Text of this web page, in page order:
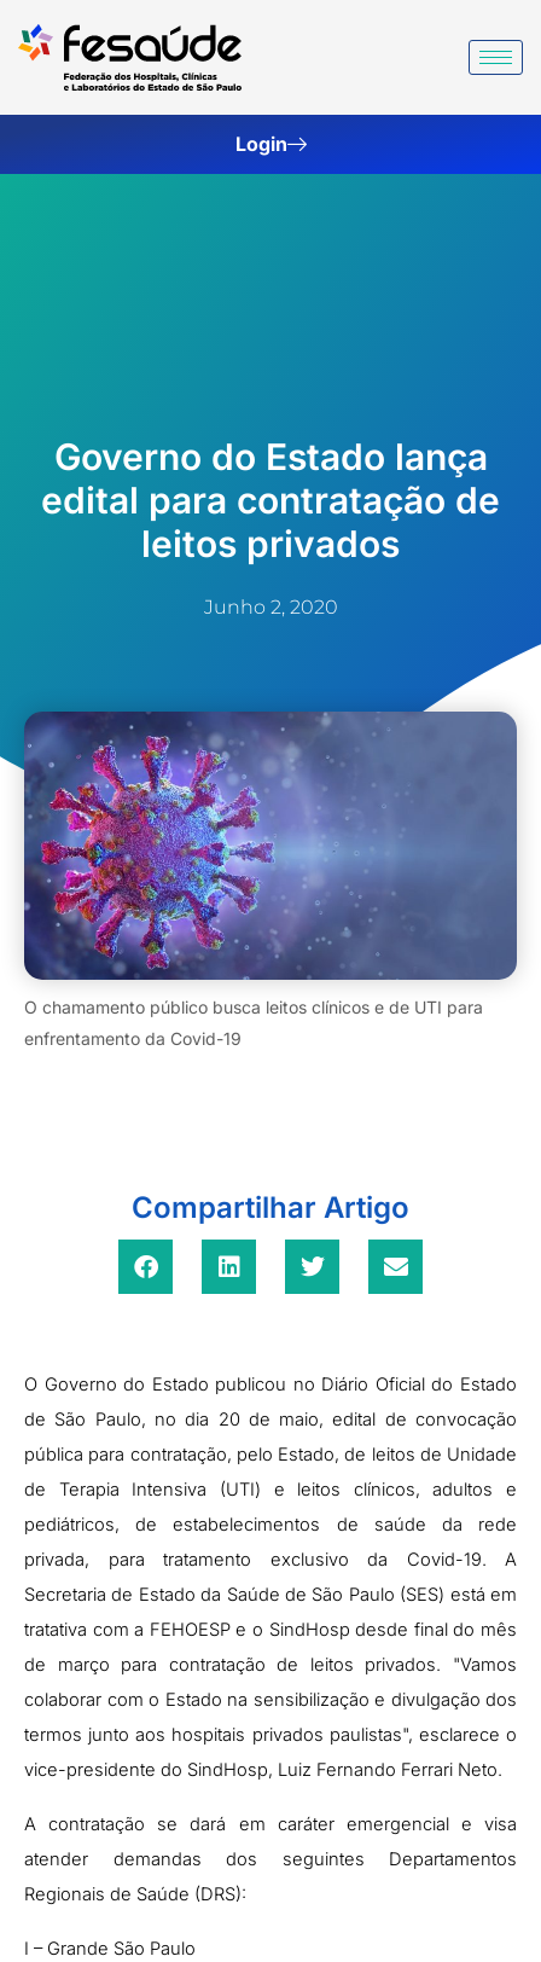
para
Login
Governo do Estado lança
edital para contratação de
leitos privados
Junho 2, 2020
O chamamento público busca leitos clínicos e de UTI para
enfrentamento da Covid-19
Compartilhar Artigo
O Governo do Estado publicou no Diário Oficial do Estado
de São Paulo, no dia 20 de maio, edital de convocação
pública para contratação, pelo Estado, de leitos de Unidade
de Terapia Intensiva (UTI) e leitos clínicos, adultos e
pediátricos, de estabelecimentos de saúde da rede
privada, para tratamento exclusivo da Covid-19. A
Secretaria de Estado da Saúde de São Paulo (SES) está em
tratativa com a FEHOESP e o SindHosp desde final do mês
de março para contratação de leitos privados. "Vamos
colaborar com o Estado na sensibilização e divulgação dos
termos junto aos hospitais privados paulistas", esclarece o
vice-presidente do SindHosp, Luiz Fernando Ferrari Neto.
A contratação se dará em caráter emergencial e visa
atender demandas dos seguintes Departamentos
Regionais de Saúde (DRS):
I – Grande São Paulo